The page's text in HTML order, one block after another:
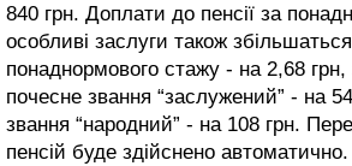
840 грн. Доплати до пенсії за
особливі заслуги також
понаднормового стажу - на 2,68
почесне звання “заслужений” - на
звання “народний” - на 108 грн.
пенсій буде здійснено автоматично.